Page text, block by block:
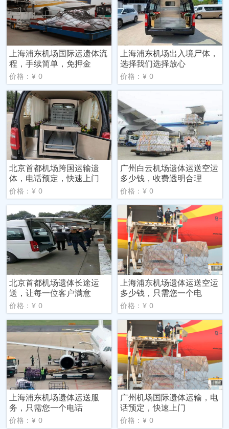
上海浦东机场国际运遗体流
程，手续简单，免押金
价格：¥ 0
上海浦东机场出入境尸体，
选择我们选择放心
价格：¥ 0
北京首都机场跨国运输遗
体，电话预定，快速上门
价格：¥ 0
广州白云机场遗体运送空运
多少钱，收费透明合理
价格：¥ 0
北京首都机场遗体长途运
送，让每一位客户满意
价格：¥ 0
上海浦东机场遗体运送空运
多少钱，只需您一个电
价格：¥ 0
上海浦东机场遗体运送服
务，只需您一个电话
价格：¥ 0
广州机场国际遗体运输，电
话预定，快速上门
价格：¥ 0